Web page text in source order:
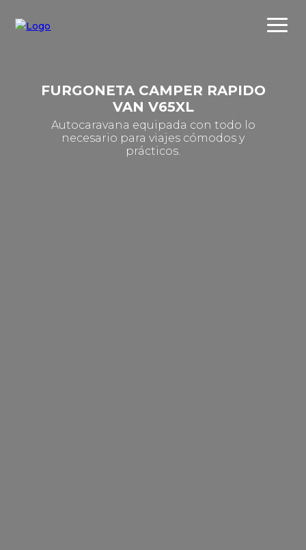
FURGONETA CAMPER RAPIDO
VAN V65XL
Autocaravana equipada con todo lo
necesario para viajes cómodos y
prácticos.